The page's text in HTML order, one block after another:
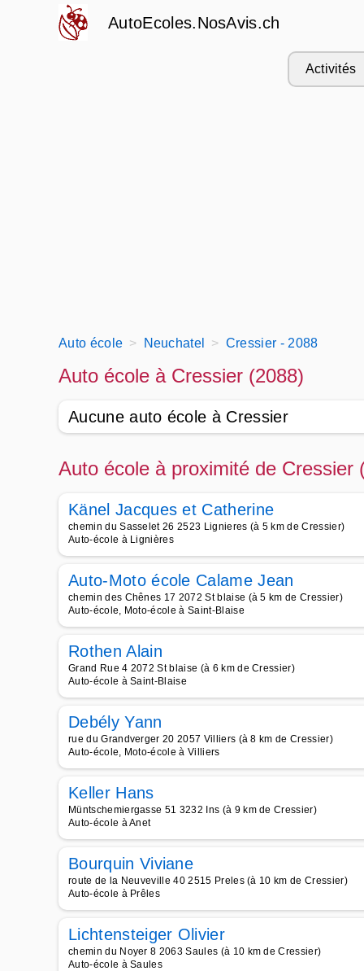
AutoEcoles.NosAvis.ch
Activités
Auto école Neuchatel Cressier - 2088
Auto école à Cressier (2088)
Aucune auto école à Cressier
Auto école à proximité de Cressier
Känel Jacques et Catherine
chemin du Sasselet 26 2523 Lignieres (à 5 km de Cressier)
Auto-école à Lignières
Auto-Moto école Calame Jean
chemin des Chênes 17 2072 St blaise (à 5 km de Cressier)
Auto-école, Moto-école à Saint-Blaise
Rothen Alain
Grand Rue 4 2072 St blaise (à 6 km de Cressier)
Auto-école à Saint-Blaise
Debély Yann
rue du Grandverger 20 2057 Villiers (à 8 km de Cressier)
Auto-école, Moto-école à Villiers
Keller Hans
Müntschemiergasse 51 3232 Ins (à 9 km de Cressier)
Auto-école à Anet
Bourquin Viviane
route de la Neuveville 40 2515 Preles (à 10 km de Cressier)
Auto-école à Prêles
Lichtensteiger Olivier
chemin du Noyer 8 2063 Saules (à 10 km de Cressier)
Auto-école à Saules